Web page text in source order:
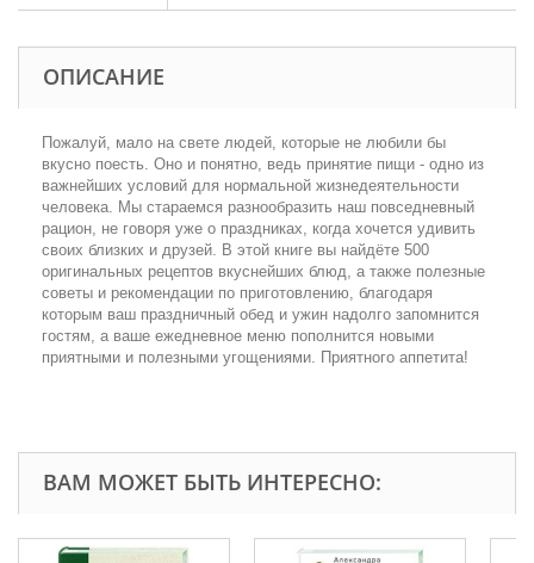
ОПИСАНИЕ
Пожалуй, мало на свете людей, которые не любили бы
вкусно поесть. Оно и понятно, ведь принятие пищи - одно из
важнейших условий для нормальной жизнедеятельности
человека. Мы стараемся разнообразить наш повседневный
рацион, не говоря уже о праздниках, когда хочется удивить
своих близких и друзей. В этой книге вы найдёте 500
оригинальных рецептов вкуснейших блюд, а также полезные
советы и рекомендации по приготовлению, благодаря
которым ваш праздничный обед и ужин надолго запомнится
гостям, а ваше ежедневное меню пополнится новыми
приятными и полезными угощениями. Приятного аппетита!
ВАМ МОЖЕТ БЫТЬ ИНТЕРЕСНО: